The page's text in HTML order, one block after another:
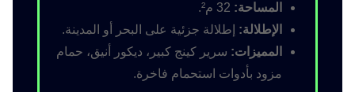
المساحة:
الإطلالة: إطلالة جزئية على البحر أو المدينة.
المميزات: سرير كينج كبير، ديكور أنيق، حمام
مزود بأدوات استحمام فاخرة.